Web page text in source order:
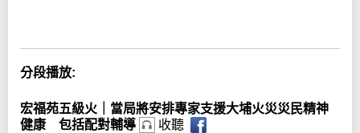
分段播放:
宏福苑五級火｜當局將安排專家支援大埔火災災民精神
健康 包括配對輔導
收聽